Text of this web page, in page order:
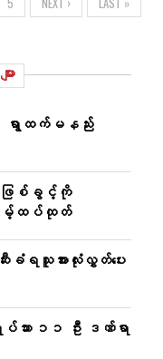
း
၄ ရွာထက်မနည်း
းဖြစ်ခွင့်ကို
မ့်ထပ်ထုတ်
ခံရသူအားလုံးလွှတ်ပေး
ား ၁၁ ဦး ဒဏ်ရာ